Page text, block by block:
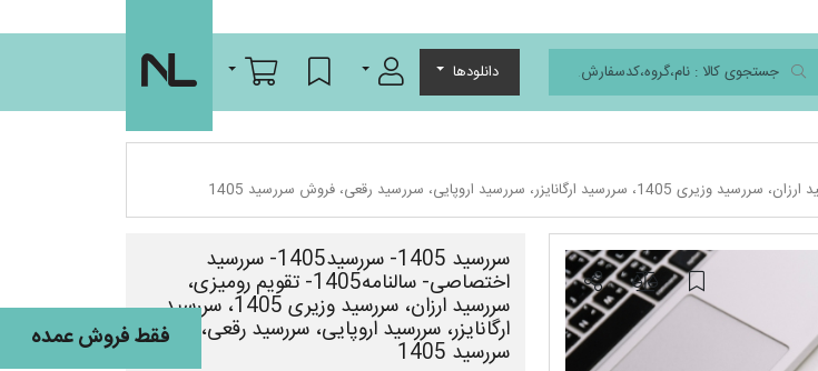
دانلودها ورود/عضویتلیست مورد علاقه
سبد خرید
سررسید 1405- سررسید1405- سررسید
اختصاصی- سالنامه1405- تقویم رومیزی،
سررسید ارزان، سررسید وزیری 1405، سررسید
ارگانایزر، سررسید اروپایی، سررسید رقعی، فروش
سررسید 1405 فقط فروش عمده